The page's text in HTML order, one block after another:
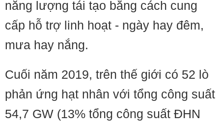
năng lượng tái tạo bằng cách cung
cấp hỗ trợ linh hoạt - ngày hay đêm,
mưa hay nắng.
Cuối năm 2019, trên thế giới có 52 lò
phản ứng hạt nhân với tổng công suất
54,7 GW (13% tổng công suất ĐHN